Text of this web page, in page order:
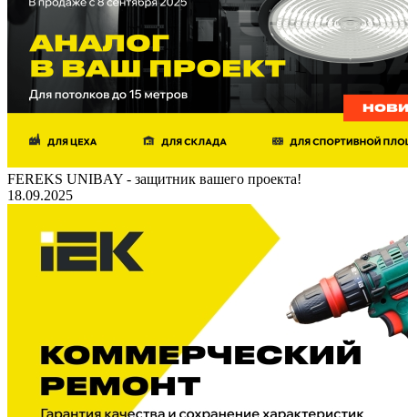
FEREKS UNIBAY - защитник вашего проекта!
18.09.2025